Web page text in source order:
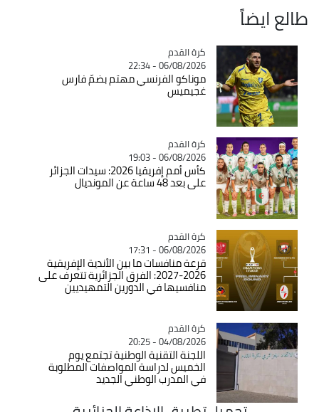
طالع ايضاً
Catégorie
كرة القدم
06/08/2026 - 22:34
موناكو الفرنسي مهتم بضمّ فارس
غجيميس
Catégorie
كرة القدم
06/08/2026 - 19:03
كأس أمم إفريقيا 2026: سيدات الجزائر
على بعد 48 ساعة عن المونديال
Catégorie
كرة القدم
06/08/2026 - 17:31
قرعة منافسات ما بين الأندية الإفريقية
2026-2027: الفرق الجزائرية تتعرف على
منافسيها في الدورين التمهيديين
Catégorie
كرة القدم
04/08/2026 - 20:25
اللجنة التقنية الوطنية تجتمع يوم
الخميس لدراسة المواصفات المطلوبة
في المدرب الوطني الجديد